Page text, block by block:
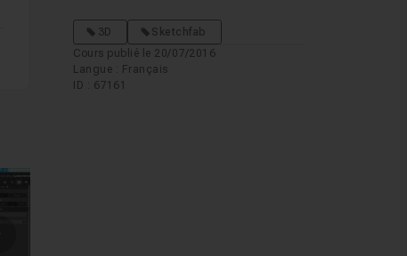
3D
Sketchfab
Cours publié le 20/07/2016
Langue : Français
ID : 67161